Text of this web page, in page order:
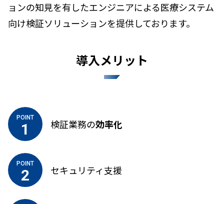
ョンの知見を有したエンジニアによる医療システム
向け検証ソリューションを提供しております。
導入メリット
POINT
1 検証業務の効率化
POINT
2 セキュリティ支援